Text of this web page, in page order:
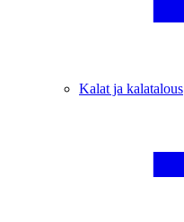
Kalat ja kalatalous